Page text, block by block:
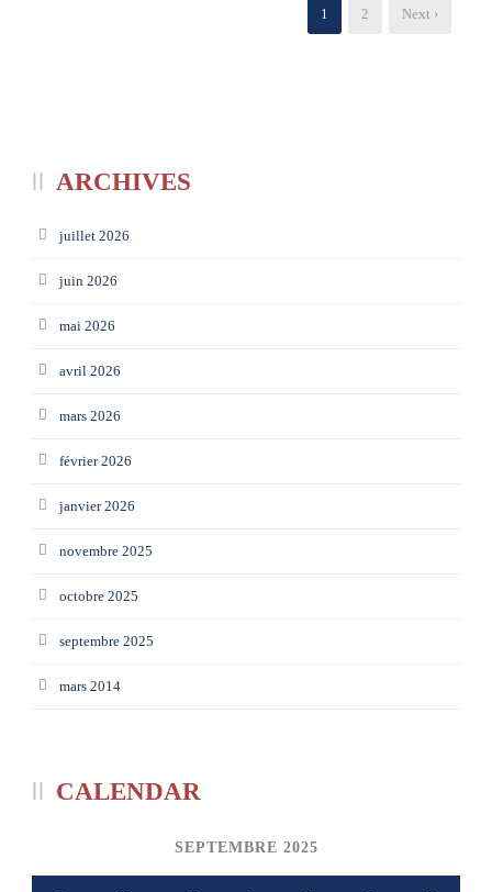
1 2 Next ›
ARCHIVES
juillet 2026
juin 2026
mai 2026
avril 2026
mars 2026
février 2026
janvier 2026
novembre 2025
octobre 2025
septembre 2025
mars 2014
CALENDAR
SEPTEMBRE 2025